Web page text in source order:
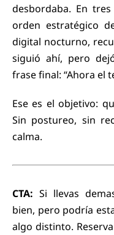
desbordaba. En
orden estratégico
digital nocturno,
siguió ahí, pero
frase final: “Ahora el
Ese es el objetivo:
Sin postureo, sin
calma.
CTA: Si llevas
bien, pero podría
algo distinto.